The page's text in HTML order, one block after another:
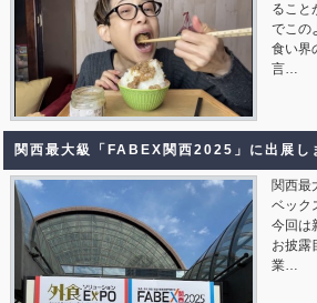
ること
でこの
食い界
言…
関西最大級「FABEX関西2025」に出展し
関西最
ベック
今回は
お披露
業…